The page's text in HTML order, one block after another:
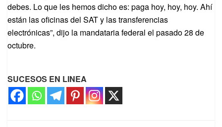
debes. Lo que les hemos dicho es: paga hoy, hoy, hoy. Ahí
están las oficinas del SAT y las transferencias
electrónicas”, dijo la mandataria federal el pasado 28 de
octubre.
SUCESOS EN LINEA